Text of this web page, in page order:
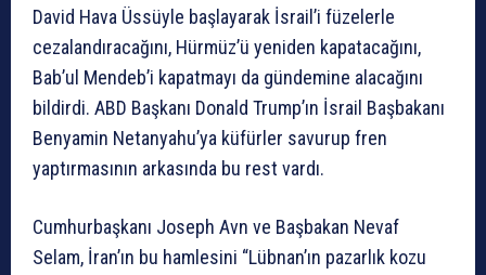
David Hava Üssüyle başlayarak İsrail’i füzelerle
cezalandıracağını, Hürmüz’ü yeniden kapatacağını,
Bab’ul Mendeb’i kapatmayı da gündemine alacağını
bildirdi. ABD Başkanı Donald Trump’ın İsrail Başbakanı
Benyamin Netanyahu’ya küfürler savurup fren
yaptırmasının arkasında bu rest vardı.
Cumhurbaşkanı Joseph Avn ve Başbakan Nevaf
Selam, İran’ın bu hamlesini “Lübnan’ın pazarlık kozu